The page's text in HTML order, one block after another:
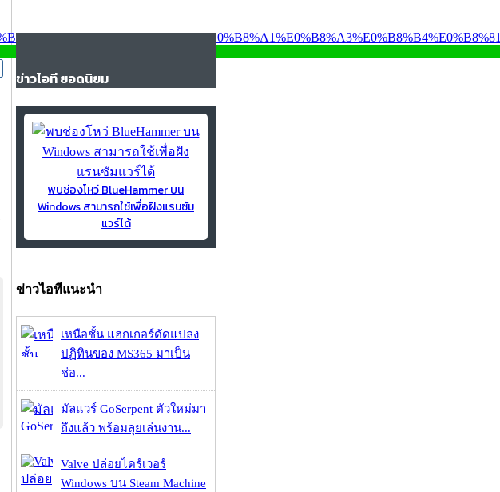
ข่าวไอที ยอดนิยม
พบช่องโหว่ BlueHammer บน
Windows สามารถใช้เพื่อฝังแรนซัม
แวร์ได้
ข่าวไอทีแนะนำ
เหนือชั้น แฮกเกอร์ดัดแปลง
ปฏิทินของ MS365 มาเป็น
ช่อ...
มัลแวร์ GoSerpent ตัวใหม่มา
ถึงแล้ว พร้อมลุยเล่นงาน...
Valve ปล่อยไดร์เวอร์
Windows บน Steam Machine